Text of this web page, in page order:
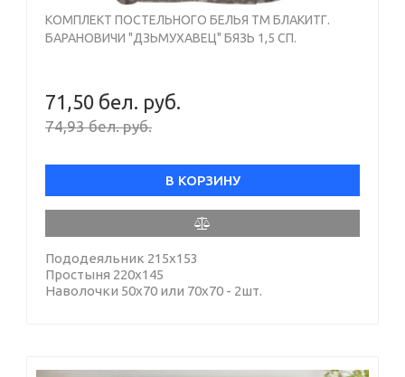
КОМПЛЕКТ ПОСТЕЛЬНОГО БЕЛЬЯ ТМ БЛАКИТГ.
БАРАНОВИЧИ "ДЗЬМУХАВЕЦ" БЯЗЬ 1,5 СП.
71,50 бел. руб.
74,93 бел. руб.
В КОРЗИНУ
Пододеяльник 215х153
Простыня 220х145
Наволочки 50х70 или 70х70 - 2шт.